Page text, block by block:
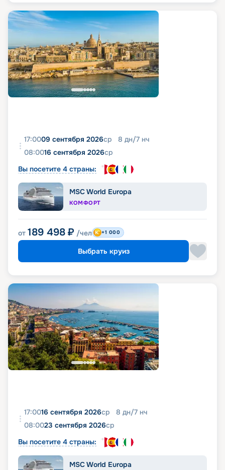
17:0009 сентября 2026ср 8 дн/7 нч
08:0016 сентября 2026ср
Вы посетите 4 страны:
MSC World Europa
КОМФОРТ
от 189 498 ₽ /чел +1 000
Выбрать круиз
17:0016 сентября 2026ср 8 дн/7 нч
08:0023 сентября 2026ср
Вы посетите 4 страны:
MSC World Europa